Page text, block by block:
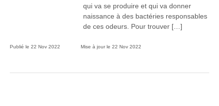
qui va se produire et qui va donner
naissance à des bactéries responsables
de ces odeurs. Pour trouver […]
Publié le 22 Nov 2022 Mise à jour le 22 Nov 2022